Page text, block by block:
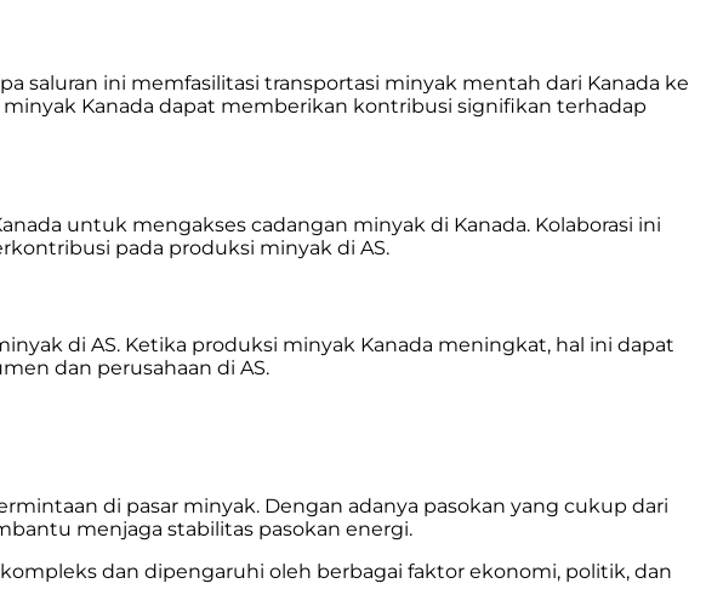
saluran ini memfasilitasi transportasi minyak mentah dari Kanada ke
Kanada dapat memberikan kontribusi signifikan terhadap
untuk mengakses cadangan minyak di Kanada. Kolaborasi ini
pada produksi minyak di AS.
di AS. Ketika produksi minyak Kanada meningkat, hal ini dapat
dan perusahaan di AS.
di pasar minyak. Dengan adanya pasokan yang cukup dari
menjaga stabilitas pasokan energi.
dan dipengaruhi oleh berbagai faktor ekonomi, politik, dan